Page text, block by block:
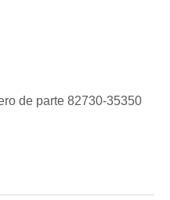
de parte 82730-35350